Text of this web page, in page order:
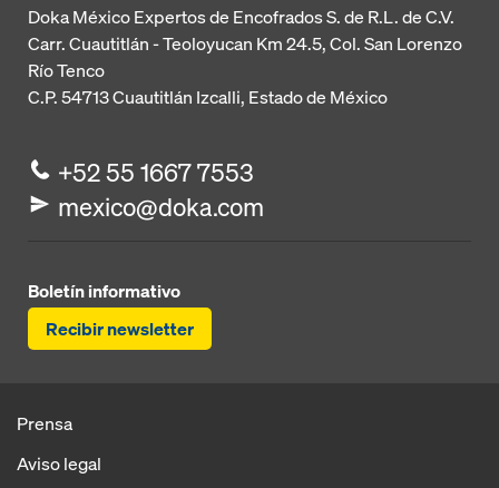
Doka México Expertos de Encofrados S. de R.L. de C.V.
Carr. Cuautitlán - Teoloyucan Km 24.5, Col. San Lorenzo
Río Tenco
C.P. 54713Cuautitlán Izcalli, Estado de México
+52 55 1667 7553
mexico@doka.com
Boletín informativo
Recibir newsletter
Prensa
Aviso legal